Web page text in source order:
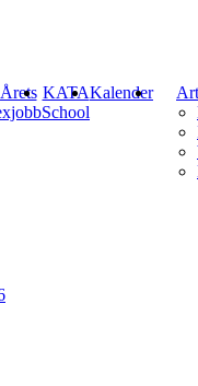
Årets KATA
School
Kalender